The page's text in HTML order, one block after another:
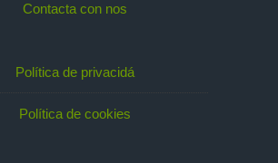
Contacta con nos
Política de privacidá
Política de cookies